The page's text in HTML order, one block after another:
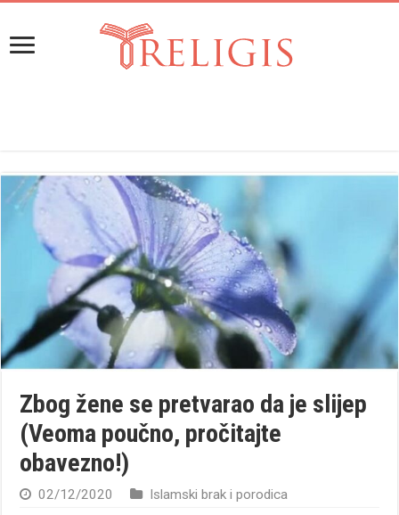
Zbog žene se pretvarao da je slijep
(Veoma poučno, pročitajte
obavezno!)
02/12/2020 Islamski brak i porodica